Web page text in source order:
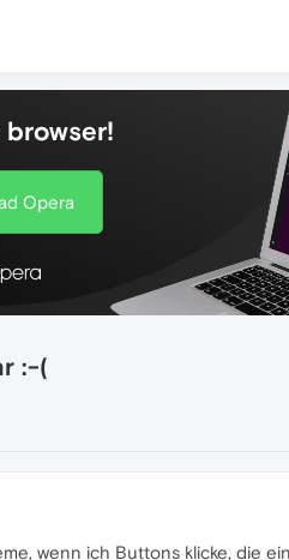
Opera
:-(
wenn ich Buttons klicke, die